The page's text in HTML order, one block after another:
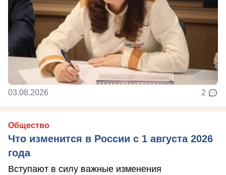
03.08.2026 2
Общество
Что изменится в России с 1 августа 2026
года
Вступают в силу важные изменения